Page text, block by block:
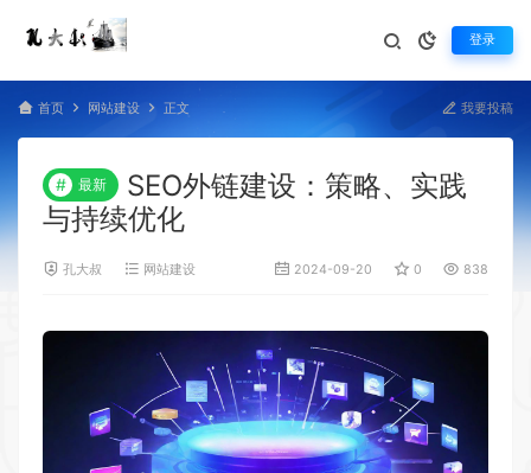
登录
首页 网站建设 正文 我要投稿
# 最新
SEO外链建设：策略、实践
与持续优化
孔大叔 网站建设 2024-09-20 0 838